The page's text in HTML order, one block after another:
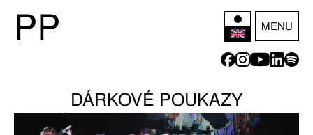
PP MENU
DÁRKOVÉ POUKAZY